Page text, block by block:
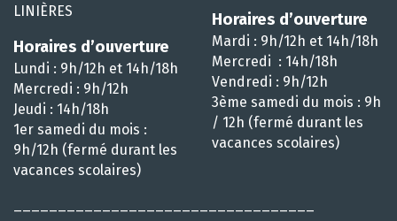
LINIÈRES
Horaires d’ouverture
Lundi : 9h/12h et 14h/18h
Mercredi : 9h/12h
Jeudi : 14h/18h
1er samedi du mois :
9h/12h (fermé durant les
vacances scolaires)
Horaires d’ouverture
Mardi : 9h/12h et 14h/18h
Mercredi : 14h/18h
Vendredi : 9h/12h
3ème samedi du mois : 9h
/ 12h (fermé durant les
vacances scolaires)